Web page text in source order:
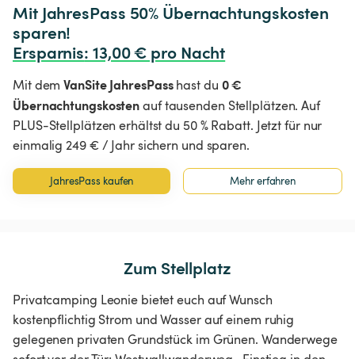
Mit JahresPass 50% Übernachtungskosten
Ersparnis: 13,00 € pro Nacht
Mit demVanSite JahresPasshast du 0 €
Übernachtungskostenauf tausenden Stellplätzen. Auf
PLUS-Stellplätzen erhältst du 50 % Rabatt. Jetzt für nur
einmalig 249 € / Jahr sichern und sparen.
JahresPass kaufen Mehr erfahren
Zum Stellplatz
Privatcamping Leonie bietet euch auf Wunsch
kostenpflichtig Strom und Wasser auf einem ruhig
gelegenen privaten Grundstück im Grünen. Wanderwege